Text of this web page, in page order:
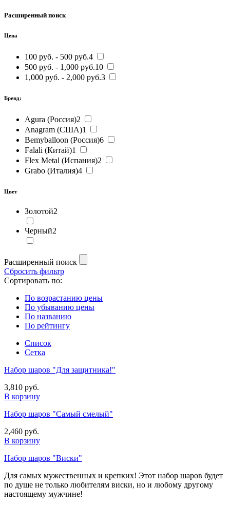
Расширенный поиск
Цена
100 руб. - 500 руб.4
500 руб. - 1,000 руб.10
1,000 руб. - 2,000 руб.3
Бренд:
Agura (Россия)2
Anagram (США)1
Bemyballoon (Россия)6
Falali (Китай)1
Flex Metal (Испания)2
Grabo (Италия)4
Цвет
Золотой2
Черный2
Расширенный поиск
Сбросить фильтр
Сортировать по:
По возрастанию цены
По убыванию цены
По названию
По рейтингу
Список
Сетка
Набор шаров "Для защитника!"
3,810 руб.
В корзину
Набор шаров "Самый смелый"
2,460 руб.
В корзину
Набор шаров "Виски"
Для самых мужественных и крепких! Этот набор шаров будет
по душе не только любителям виски, но и любому другому
настоящему мужчине!